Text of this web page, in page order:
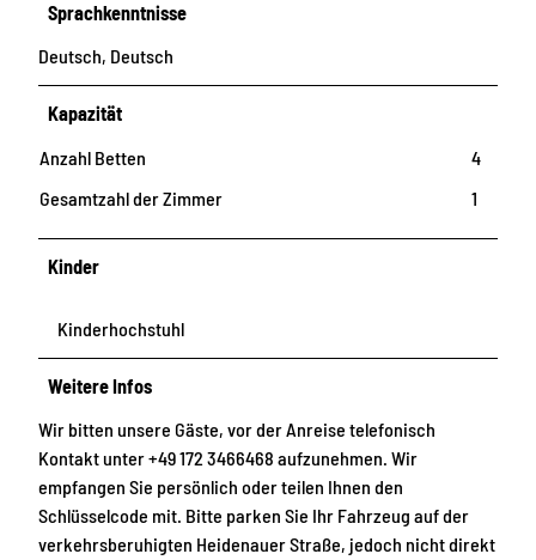
Sprachkenntnisse
Deutsch, Deutsch
Kapazität
Anzahl Betten
4
Gesamtzahl der Zimmer
1
Kinder
Kinderhochstuhl
Weitere Infos
Wir bitten unsere Gäste, vor der Anreise telefonisch
Kontakt unter +49 172 3466468 aufzunehmen. Wir
empfangen Sie persönlich oder teilen Ihnen den
Schlüsselcode mit. Bitte parken Sie Ihr Fahrzeug auf der
verkehrsberuhigten Heidenauer Straße, jedoch nicht direkt